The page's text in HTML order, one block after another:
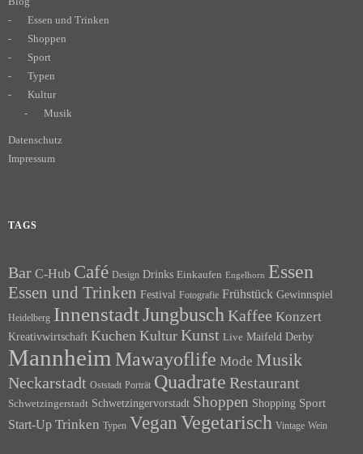
Essen und Trinken
Shoppen
Sport
Typen
Kultur
Musik
Datenschutz
Impressum
TAGS
Bar C-Hub Café Design Drinks Einkaufen Engelhorn Essen
Essen und Trinken Festival Fotografie Frühstück Gewinnspiel
Heidelberg InnenstadtJungbusch Kaffee Konzert
Kreativwirtschaft Kuchen Kultur Kunst Live Maifeld Derby
Mannheim Mawayoflife Mode Musik
Neckarstadt Oststadt Porträt Quadrate Restaurant
Schwetzingerstadt Schwetzingervorstadt Shoppen Shopping Sport
Start-Up Trinken Typen Vegan Vegetarisch Vintage Wein